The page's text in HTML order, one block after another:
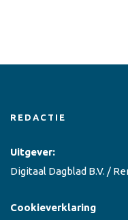
REDACTIE
Uitgever:
Digitaal Dagblad B.V. /
Cookieverklaring